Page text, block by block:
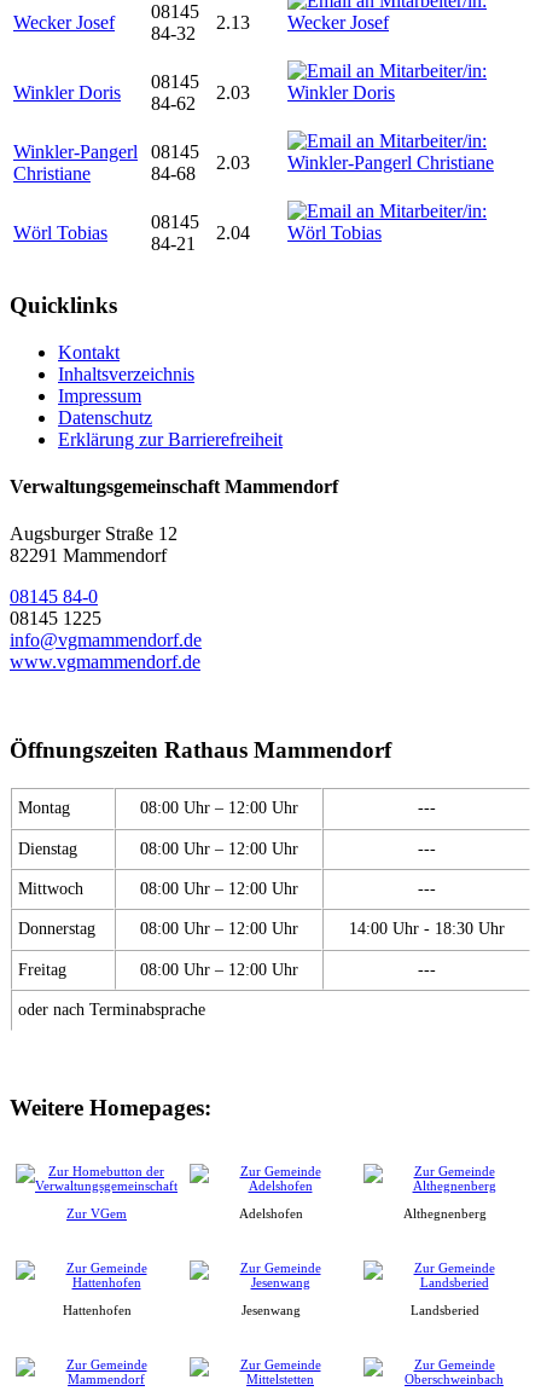
Wecker Josef
08145
84-32
2.13
Winkler Doris
08145
84-62
2.03
Winkler-Pangerl
Christiane
08145
84-68
2.03
Wörl Tobias
08145
84-21
2.04
Quicklinks
Kontakt
Inhaltsverzeichnis
Impressum
Datenschutz
Erklärung zur Barrierefreiheit
Verwaltungsgemeinschaft Mammendorf
Augsburger Straße 12
82291 Mammendorf
08145 84-0
08145 1225
info@vgmammendorf.de
www.vgmammendorf.de
Öffnungszeiten Rathaus Mammendorf
Montag 08:00 Uhr – 12:00 Uhr ---
Dienstag 08:00 Uhr – 12:00 Uhr ---
Mittwoch 08:00 Uhr – 12:00 Uhr ---
Donnerstag 08:00 Uhr – 12:00 Uhr 14:00 Uhr - 18:30 Uhr
Freitag 08:00 Uhr – 12:00 Uhr ---
oder nach Terminabsprache
Weitere Homepages:
Zur VGem Adelshofen Althegnenberg
Hattenhofen Jesenwang Landsberied